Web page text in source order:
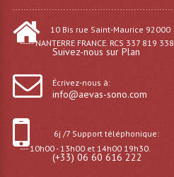
Lyres
Panneaux, Piste
Projecteur Extérieur
10 Bis rue Saint-Maurice 92000
----- NANTERRE FRANCE. RCS 337 819 338
Suivez-nous sur Plan
Écrivez-nous à:
info@aevas-sono.com
6j /7 Support téléphonique:
--- 10h00 - 13h00 et 14h00 19h30.
(+33) 06 60 616 222